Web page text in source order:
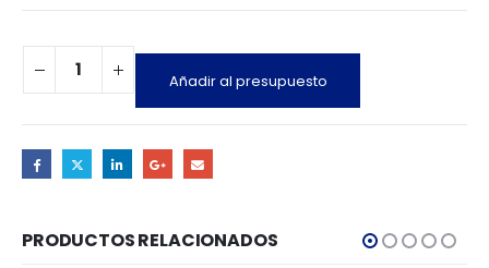
Añadir al presupuesto
PRODUCTOS RELACIONADOS